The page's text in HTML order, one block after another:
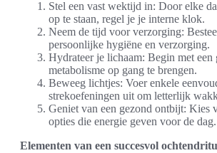
Stel een vast wektijd in: Door elke
op te staan, regel je je interne klok.
Neem de tijd voor verzorging:
persoonlijke hygiëne en verzorging.
Hydrateer je lichaam: Begin met een
metabolisme op gang te brengen.
Beweeg lichtjes: Voer enkele
strekoefeningen uit om letterlijk
Geniet van een gezond ontbijt: Kies
opties die energie geven voor de dag.
Elementen van een succesvol